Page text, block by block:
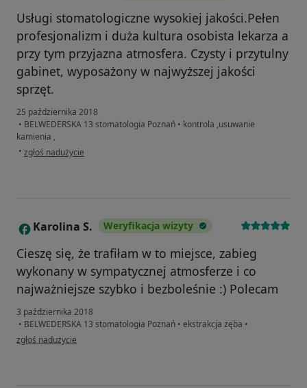
Usługi stomatologiczne wysokiej jakości.Pełen
profesjonalizm i duża kultura osobista lekarza a
przy tym przyjazna atmosfera. Czysty i przytulny
gabinet, wyposażony w najwyższej jakości
sprzęt.
25 października 2018
• BELWEDERSKA 13 stomatologia Poznań • kontrola ,usuwanie
kamienia ,
• w opinii użytkownika aneta.nowicka
zgłoś nadużycie
K Karolina S. Weryfikacja wizyty
Cieszę się, że trafiłam w to miejsce, zabieg
wykonany w sympatycznej atmosferze i co
najważniejsze szybko i bezboleśnie :) Polecam
3 października 2018
• BELWEDERSKA 13 stomatologia Poznań • ekstrakcja zęba •
w opinii użytkownika Karolina S.
zgłoś nadużycie